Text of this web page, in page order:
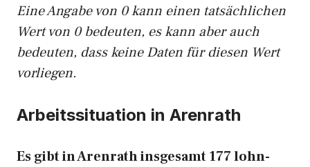
Eine Angabe von 0 kann einen tatsächlichen
Wert von 0 bedeuten, es kann aber auch
bedeuten, dass keine Daten für diesen Wert
vorliegen.
Arbeitssituation in Arenrath
Es gibt in Arenrath insgesamt 177 lohn-